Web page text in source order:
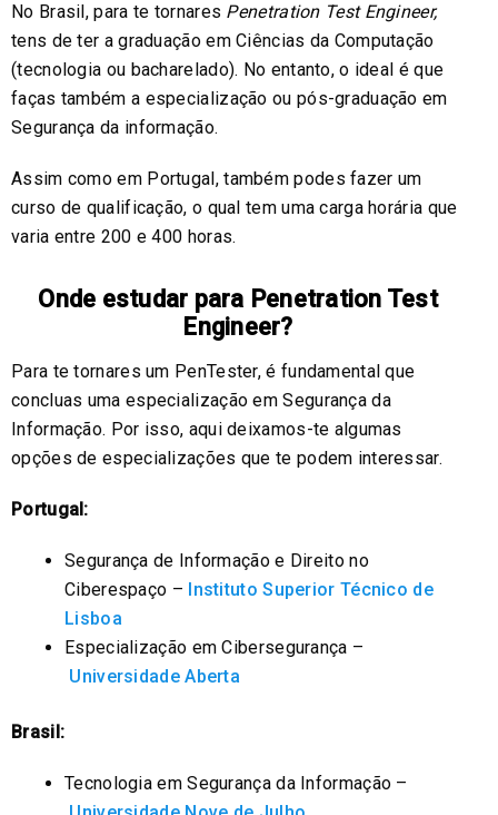
No Brasil, para te tornares Penetration Test Engineer,
tens de ter a graduação em Ciências da Computação
(tecnologia ou bacharelado). No entanto, o ideal é que
faças também a especialização ou pós-graduação em
Segurança da informação.
Assim como em Portugal, também podes fazer um
curso de qualificação, o qual tem uma carga horária que
varia entre 200 e 400 horas.
Onde estudar para Penetration Test
Engineer?
Para te tornares um PenTester, é fundamental que
concluas uma especialização em Segurança da
Informação. Por isso, aqui deixamos-te algumas
opções de especializações que te podem interessar.
Portugal:
Segurança de Informação e Direito no
Ciberespaço – Instituto Superior Técnico de
Lisboa
Especialização em Cibersegurança –
Universidade Aberta
Brasil:
Tecnologia em Segurança da Informação –